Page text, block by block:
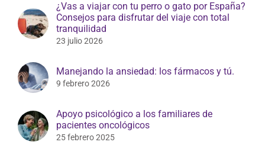
¿Vas a viajar con tu perro o gato por España?
Consejos para disfrutar del viaje con total
tranquilidad
23 julio 2026
Manejando la ansiedad: los fármacos y tú.
9 febrero 2026
Apoyo psicológico a los familiares de
pacientes oncológicos
25 febrero 2025